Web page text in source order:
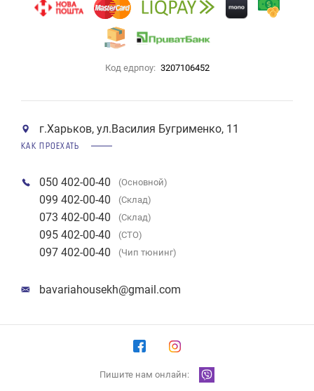
Код едрпоу: 3207106452
г.Харьков, ул.Василия Бугрименко, 11
КАК ПРОЕХАТЬ
050 402-00-40 (Основной)
099 402-00-40 (Склад)
073 402-00-40 (Склад)
095 402-00-40 (СТО)
097 402-00-40 (Чип тюнинг)
bavariahousekh@gmail.com
Пишите нам онлайн: